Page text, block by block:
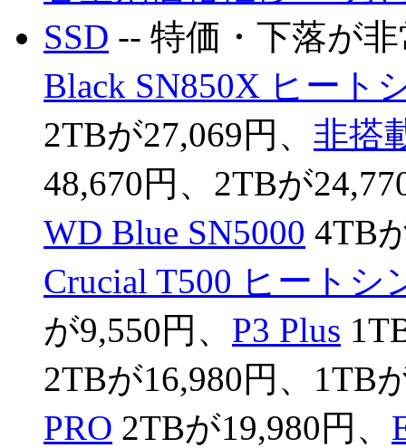
SSD -- 特価・下落が
Black SN850X ヒート
2TBが27,069円、 非搭
48,670円、2TBが
WD Blue SN5000 4TB
Crucial T500 ヒートシ
が9,550円、 P3 Plus
2TBが16,980円、1TB
PRO 2TBが19,980円、